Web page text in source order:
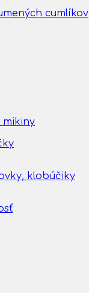
cumlíkov
mikiny
klobúčiky